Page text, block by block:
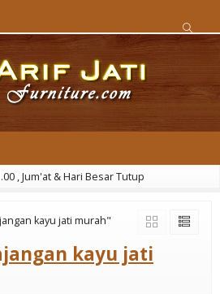
, Jum'at & Hari Besar Tutup
kayu jati murah"
kayu jati